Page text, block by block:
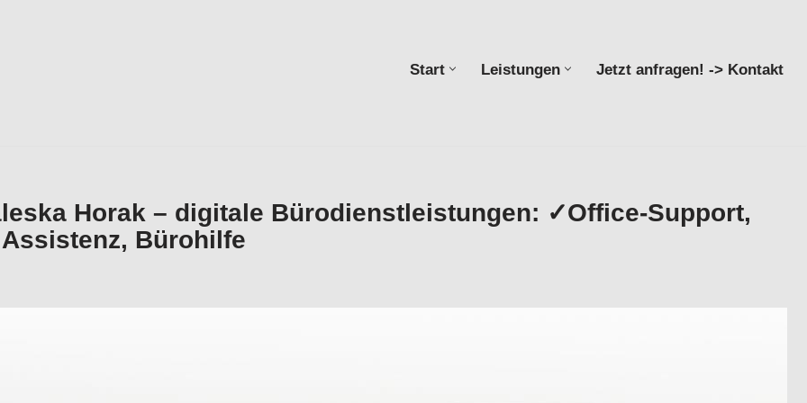
Start Leistungen Jetzt anfragen! -> Kontakt
Horak – digitale Bürodienstleistungen: ✓Office-Support,
Bürohilfe